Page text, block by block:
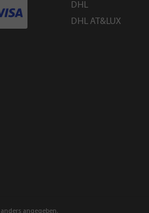
DHL
DHL AT&LUX
angegeben.